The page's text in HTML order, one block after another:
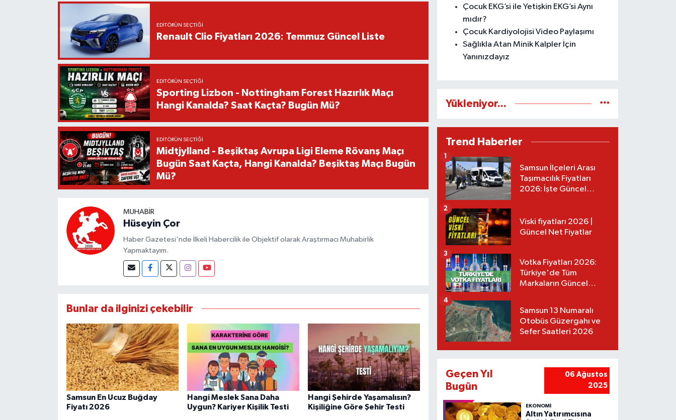
EDITÖRÜN SEÇTIĞI
Renault Clio Fiyatları 2026: Temmuz Güncel Liste
EDITÖRÜN SEÇTIĞI
Sporting Lizbon - Nottingham Forest Hazırlık Maçı
Hangi Kanalda? Saat Kaçta? Bugün Mü?
EDITÖRÜN SEÇTIĞI
Midtjylland - Beşiktaş Avrupa Ligi Eleme Rövanş Maçı
Bugün Saat Kaçta, Hangi Kanalda? Beşiktaş Maçı Bugün
Mü?
MUHABIR
Hüseyin Çor
Haber Gazetesi'nde İlkeli Habercilik ile Objektif olarak Araştırmacı Muhabirlik
Yapmaktayım.
Bunlar da ilginizi çekebilir
Samsun En Ucuz Buğday
Fiyatı 2026
Hangi Meslek Sana Daha
Uygun? Kariyer Kişilik Testi
Hangi Şehirde Yaşamalısın?
Kişiliğine Göre Şehir Testi
Çocuk EKG’si ile Yetişkin EKG’si Aynı
mıdır?
Çocuk Kardiyolojisi Video Paylaşımı
Sağlıkla Atan Minik Kalpler İçin
Yanınızdayız
Yükleniyor...
Trend Haberler
Samsun İlçeleri Arası
Taşımacılık Fiyatları
2026: İşte Güncel
1
Viski fiyatları 2026 |
Güncel Net Fiyatlar
2
Votka Fiyatları 2026:
Türkiye'de Tüm
Markaların Güncel
3
Samsun 13 Numaralı
Otobüs Güzergahı ve
Sefer Saatleri 2026
4
Geçen Yıl
Bugün
06 Ağustos
2025
EKONOMİ
Altın Yatırımcısına